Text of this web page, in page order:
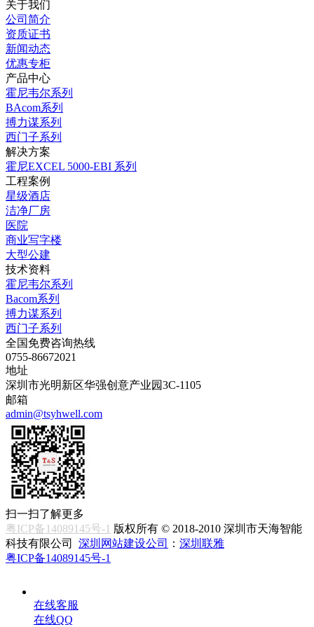
关于我们
公司简介
资质证书
新闻动态
优惠专柜
产品中心
霍尼韦尔系列
BAcom系列
搏力谋系列
西门子系列
解决方案
霍尼EXCEL 5000-EBI 系列
工程案例
星级酒店
洁净厂房
医院
商业写字楼
大型公建
技术资料
霍尼韦尔系列
Bacom系列
搏力谋系列
西门子系列
全国免费咨询热线
0755-86672021
地址
深圳市光明新区华强创意产业园3C-1105
邮箱
admin@tsyhwell.com
扫一扫了解更多
粤ICP备14089145号-1 版权所有 © 2018-2010 深圳市天海智能
科技有限公司 深圳网站建设公司 ： 深圳联雅
粤ICP备14089145号-1
在线客服
在线QQ